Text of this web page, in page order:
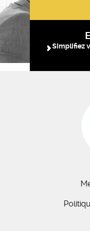
Simplifiez